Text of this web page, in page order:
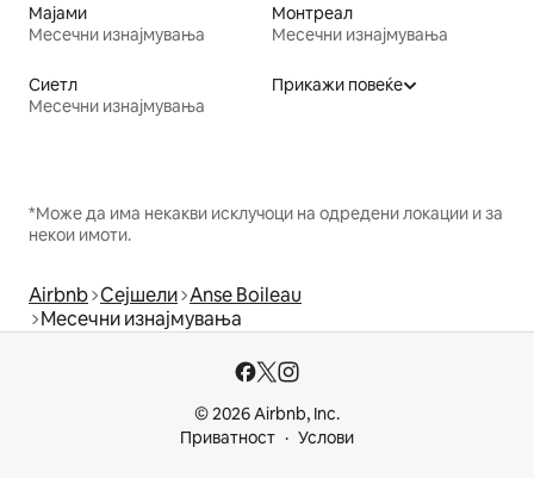
Мајами
Месечни изнајмувања
Монтреал
Месечни изнајмувања
Сиетл
Месечни изнајмувања
Прикажи повеќе
*Може да има некакви исклучоци на одредени локации и за
некои имоти.
Airbnb Сејшели Anse Boileau
Месечни изнајмувања
© 2026 Airbnb, Inc.
Приватност
Услови